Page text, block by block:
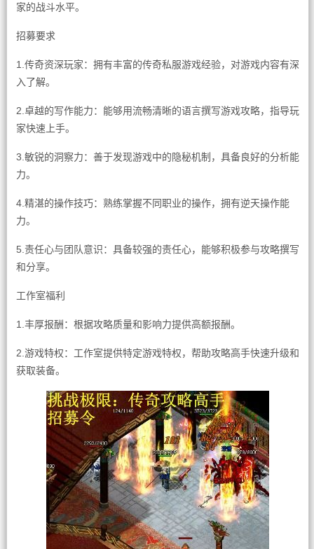
家的战斗水平。
招募要求
1.传奇资深玩家：拥有丰富的传奇私服游戏经验，对游戏内容有深
入了解。
2.卓越的写作能力：能够用流畅清晰的语言撰写游戏攻略，指导玩
家快速上手。
3.敏锐的洞察力：善于发现游戏中的隐秘机制，具备良好的分析能
力。
4.精湛的操作技巧：熟练掌握不同职业的操作，拥有逆天操作能
力。
5.责任心与团队意识：具备较强的责任心，能够积极参与攻略撰写
和分享。
工作室福利
1.丰厚报酬：根据攻略质量和影响力提供高额报酬。
2.游戏特权：工作室提供特定游戏特权，帮助攻略高手快速升级和
获取装备。